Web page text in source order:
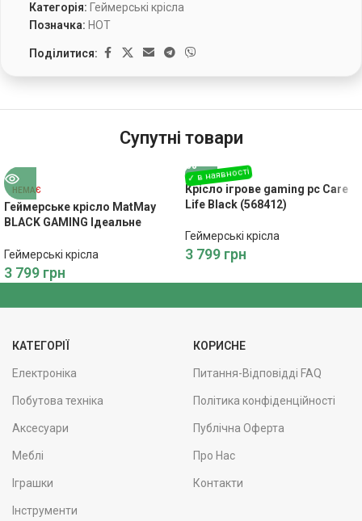
Категорія: Геймерські крісла
Позначка: HOT
Поділитися:
Супутні товари
НЕМАЄ
Геймерське крісло MatMay
BLACK GAMING Ідеальне
та продуктивності
Геймерські крісла
3 799 грн
Крісло ігрове gaming pc Care
Life Black (568412)
Геймерські крісла
3 799 грн
КАТЕГОРІЇ
Електроніка
Побутова техніка
Аксесуари
Меблі
Іграшки
Інструменти
КОРИСНЕ
Питання-Відповідді FAQ
Політика конфіденційності
Публічна Оферта
Про Нас
Контакти